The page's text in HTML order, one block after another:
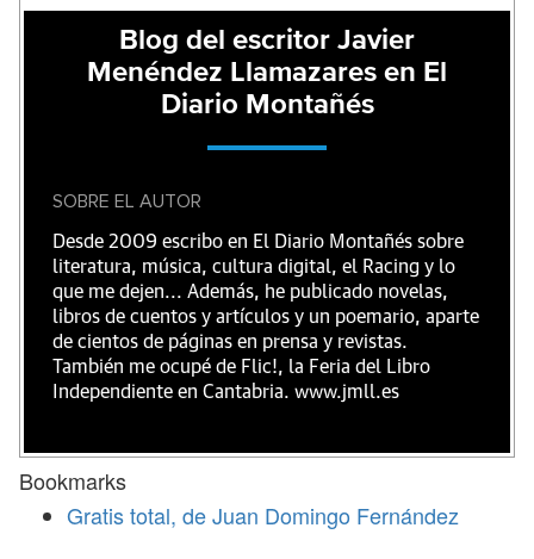
Blog del escritor Javier
Menéndez Llamazares en El
Diario Montañés
SOBRE EL AUTOR
Desde 2009 escribo en El Diario Montañés sobre
literatura, música, cultura digital, el Racing y lo
que me dejen... Además, he publicado novelas,
libros de cuentos y artículos y un poemario, aparte
de cientos de páginas en prensa y revistas.
También me ocupé de Flic!, la Feria del Libro
Independiente en Cantabria. www.jmll.es
Bookmarks
Gratis total, de Juan Domingo Fernández